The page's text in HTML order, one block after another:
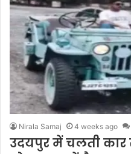
Nirala Samaj 4 weeks ago
उदयपुर में चलती कार